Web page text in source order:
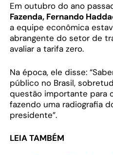
Em outubro do ano
Fazenda, Fernando
a equipe econômica
abrangente do setor de
avaliar a tarifa zero.
Na época, ele disse:
público no Brasil,
questão importante para
fazendo uma radiografia
presidente”.
LEIA TAMBÉM